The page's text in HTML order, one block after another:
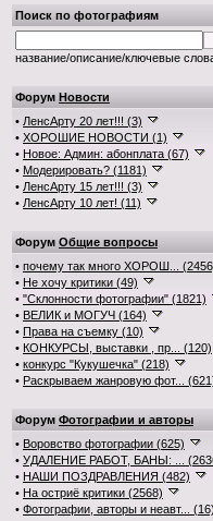
Поиск по фотографиям
название/описание/ключевые
Форум Новости
• ЛенсАрту 20 лет!!! (3)
• ХОРОШИЕ НОВОСТИ (1)
• Новое: Админ: абонплата (67)
• Модерировать? (1181)
• ЛенсАрту 15 лет!!! (3)
• ЛенсАрту 10 лет! (11)
Форум Общие вопросы
• почему так много ХОРОШ...
• Не хочу критики (49)
• "Склонности фотографии" (1821)
• ВЕЛИК и МОГУЧ (164)
• Права на съемку (10)
• КОНКУРСЫ, выставки , пр... (120)
• конкурс "Кукушечка" (218)
• Раскрываем жанровую фот...
Форум Фотографии и авторы
• Воровство фотографии (625)
• УДАЛЕНИЕ РАБОТ, БАНЫ: ...
• НАШИ ПОЗДРАВЛЕНИЯ (482)
• На остриё критики (2568)
• Фотографии, авторы и неавт... (16)